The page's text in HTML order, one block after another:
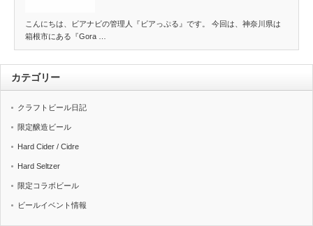
こんにちは、ビアナビの管理人『ビアっぷる』です。 今回は、神奈川県は
箱根市にある『Gora …
カテゴリー
クラフトビール日記
限定醸造ビール
Hard Cider / Cidre
Hard Seltzer
限定コラボビール
ビールイベント情報